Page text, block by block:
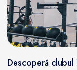
Descoperă